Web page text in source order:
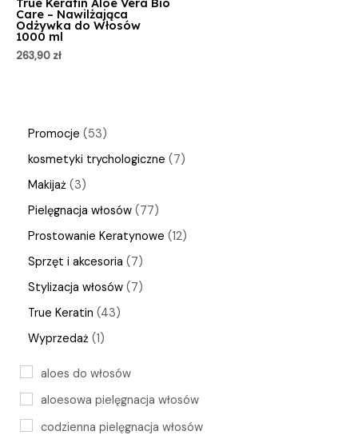
Promocje 53
kosmetyki trychologiczne 7
Makijaż 3
Pielęgnacja włosów 77
Prostowanie Keratynowe 12
Sprzęt i akcesoria 7
Stylizacja włosów 7
True Keratin 43
Wyprzedaż 1
aloes do włosów
aloesowa pielęgnacja włosów
codzienna pielęgnacja włosów
True Keratin Aloe Vera Bio
Care – Nawilżająca
Odżywka do Włosów
1000 ml
263,90 zł